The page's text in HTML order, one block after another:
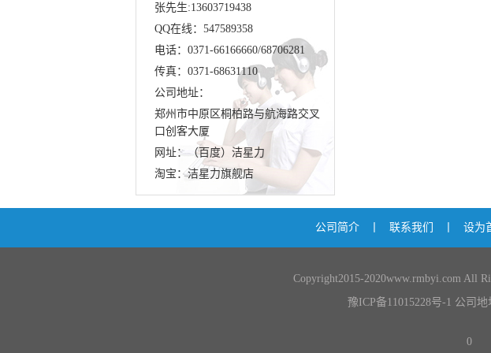
张先生:13603719438
QQ在线：547589358
电话：0371-66166660/68706281
传真：0371-68631110
公司地址：
郑州市中原区桐柏路与航海路交叉
口创客大厦
网址：（百度）洁星力
淘宝：洁星力旗舰店
公司简介 联系我们 设为
Copyright2015-2020www.rmbyi.com All
豫ICP备11015228号-1 公司地
0